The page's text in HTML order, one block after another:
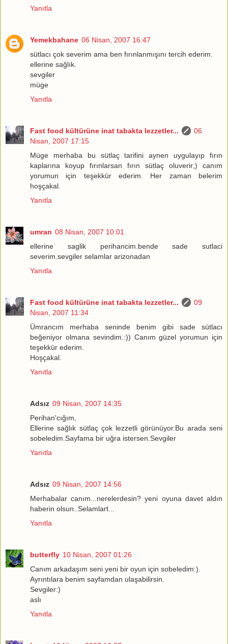
Yanıtla
Yemekbahane 06 Nisan, 2007 16:47
sütlacı çok severim ama ben fırınlanmışını tercih ederim.
ellerine sağlık.
sevgiler
müge
Yanıtla
Fast food kültürüne inat tabakta lezzetler...
06
Nisan, 2007 17:15
Müge merhaba bu sütlaç tarifini aynen uygulayıp fırın
kaplarına koyup fırınlarsan fırın sütlaç oluverir;) canım
yorumun için teşekkür ederim. Her zaman belerim
hoşçakal.
Yanıtla
umran 08 Nisan, 2007 10:01
ellerine saglik perihancim.bende sade sutlaci
severim.sevgiler selamlar arizonadan
Yanıtla
Fast food kültürüne inat tabakta lezzetler...
09
Nisan, 2007 11:34
Ümrancım merhaba seninde benim gibi sade sütlacı
beğeniyor olmana sevindim.:)) Canım güzel yorumun için
teşekkür ederim.
Hoşçakal.
Yanıtla
Adsız 09 Nisan, 2007 14:35
Perihan'cığım,
Ellerine sağlık sütlaç çok lezzetli görünüyor.Bu arada seni
sobeledim.Sayfama bir uğra istersen.Sevgiler
Yanıtla
Adsız 09 Nisan, 2007 14:56
Merhabalar canım...nerelerdesin? yeni oyuna davet aldın
haberin olsun..Selamlart...
Yanıtla
butterfly 10 Nisan, 2007 01:26
Canım arkadaşım seni yeni bir oyun için sobeledim:).
Ayrıntılara benim sayfamdan ulaşabilirsin.
Sevgiler:)
aslı
Yanıtla